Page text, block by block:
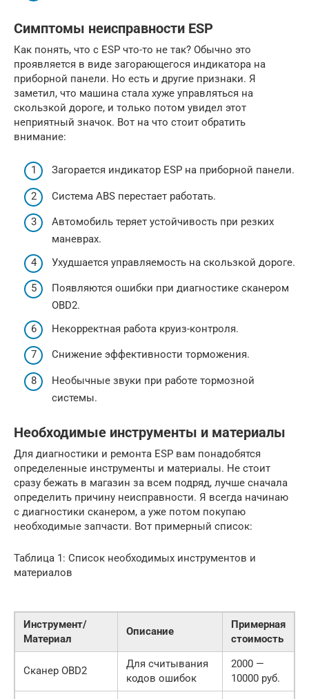
Симптомы неисправности ESP
Как понять, что с ESP что-то не так? Обычно это
проявляется в виде загорающегося индикатора на
приборной панели. Но есть и другие признаки. Я
заметил, что машина стала хуже управляться на
скользкой дороге, и только потом увидел этот
неприятный значок. Вот на что стоит обратить
внимание:
Загорается индикатор ESP на приборной панели.
Система ABS перестает работать.
Автомобиль теряет устойчивость при резких
маневрах.
Ухудшается управляемость на скользкой дороге.
Появляются ошибки при диагностике сканером
OBD2.
Некорректная работа круиз-контроля.
Снижение эффективности торможения.
Необычные звуки при работе тормозной
системы.
Необходимые инструменты и материалы
Для диагностики и ремонта ESP вам понадобятся
определенные инструменты и материалы. Не стоит
сразу бежать в магазин за всем подряд, лучше сначала
определить причину неисправности. Я всегда начинаю
с диагностики сканером, а уже потом покупаю
необходимые запчасти. Вот примерный список:
Таблица 1: Список необходимых инструментов и
материалов
Инструмент/
Материал
Описание
Примерная
стоимость
Сканер OBD2
Для считывания
кодов ошибок
2000 —
10000 руб.